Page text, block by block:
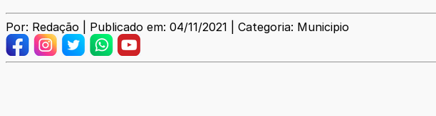
Por: Redação | Publicado em: 04/11/2021 | Categoria: Municipio